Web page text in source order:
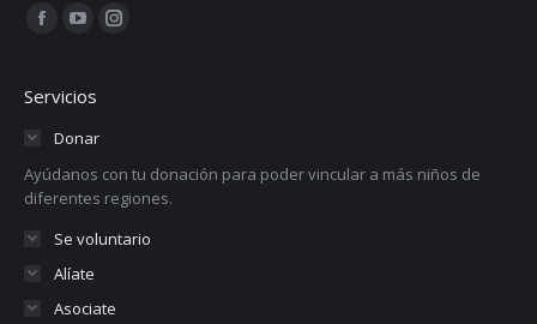
Encuéntranos en:
Facebook
opens
window
YouTube
opens
Instagram
Servicios
Donar
Ayúdanos con tu donación para poder vincular a más niños de
diferentes regiones.
Se voluntario
Alíate
Asociate